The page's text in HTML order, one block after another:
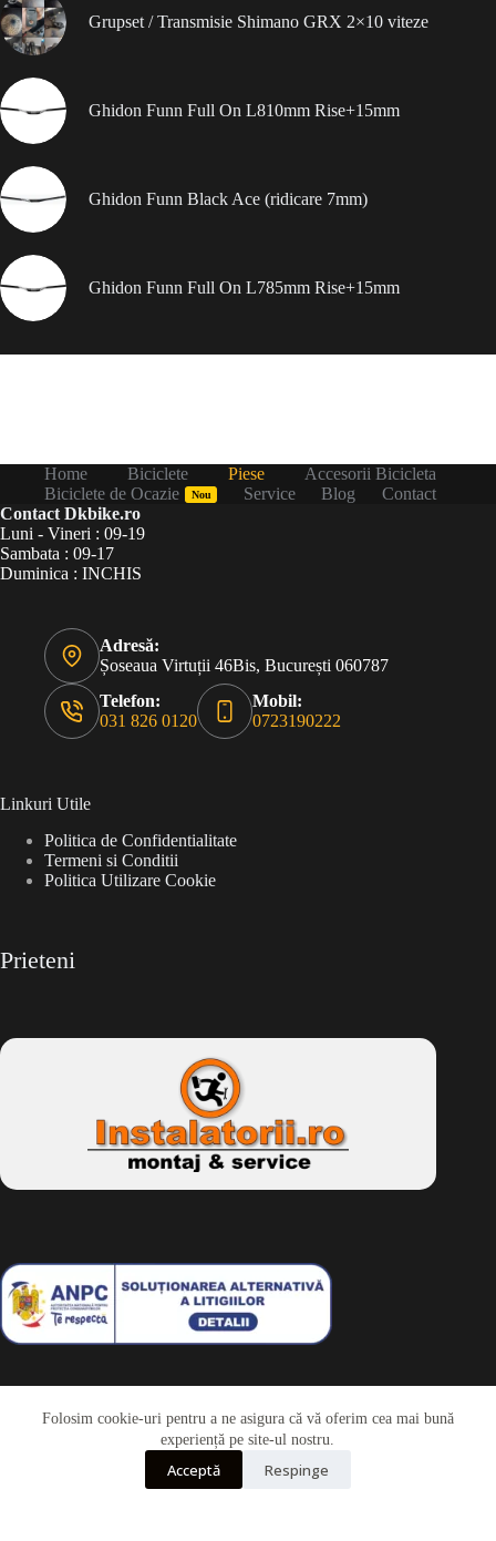
Folosim cookie-uri pentru a ne asigura că vă oferim cea mai bună
experiență pe site-ul nostru.
Acceptă Respinge
Grupset / Transmisie Shimano GRX 2×10 viteze
Ghidon Funn Full On L810mm Rise+15mm
Ghidon Funn Black Ace (ridicare 7mm)
Ghidon Funn Full On L785mm Rise+15mm
Home Biciclete Piese
Accesorii Bicicleta
Biciclete de Ocazie
Nou Service Blog
Contact
Contact Dkbike.ro
Luni - Vineri : 09-19
Sambata : 09-17
Duminica : INCHIS
Adresă:
Șoseaua Virtuții 46Bis, București 060787
Telefon:
031 826 0120
Mobil:
0723190222
Linkuri Utile
Politica de Confidentialitate
Termeni si Conditii
Politica Utilizare Cookie
Prieteni
Drepturi de autor © 2026 - Dkbike.ropowered by